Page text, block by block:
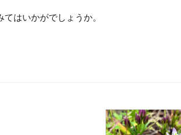
はいかがでしょうか。